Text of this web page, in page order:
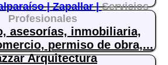
|Zapallar |Servicios
Profesionales
asesorías, inmobiliaria,
permiso de obra,...
Arquitectura